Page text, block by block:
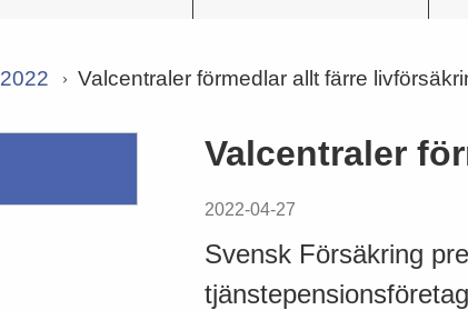
2022 Valcentraler förmedlar allt färre
Valcentraler
2022-04-27
Svensk Försäkring